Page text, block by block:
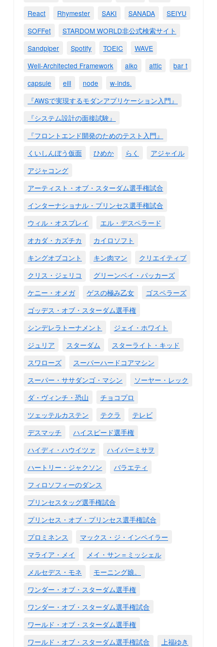
React
Rhymester SAKI SANADA
SEIYU
SOFFet
STARDOM WORLD非公式検索サイト
Sandpiper
Spotify TOEIC
WAVE
Well-Architected Framework
aiko attic
bar t
capsule
eill node
w-inds.
『AWSで実現するモダンアプリケーション入門』
『システム設計の面接試験』
『フロントエンド開発のためのテスト入門』
くいしんぼう仮面
ひめか らく
アジャイル
アジャコング
アーティスト・オブ・スターダム選手権試合
インターナショナル・プリンセス選手権試合
ウィル・オスプレイ
エル・デスペラード
オカダ・カズチカ
カイロソフト
キングオブコント
キン肉マン
クリエイティブ
クリス・ジェリコ
グリーンベイ・パッカーズ
ケニー・オメガ
ゲスの極み乙女
ゴスペラーズ
ゴッデス・オブ・スターダム選手権
シンデレラトーナメント
ジェイ・ホワイト
ジュリア
スターダム
スターライト・キッド
スワローズ
スーパーハードコアマシン
スーパー・ササダンゴ・マシン
ソーヤー・レック
ダ・ヴィンチ・恐山
チョコプロ
ツェッテルカステン
テクラ
テレビ
デスマッチ
ハイスピード選手権
ハイディ・ハウイツァ
ハイパーミサヲ
ハートリー・ジャクソン
バラエティ
フィロソフィーのダンス
プリンセスタッグ選手権試合
プリンセス・オブ・プリンセス選手権試合
プロミネンス
マックス・ジ・インペイラー
マライア・メイ
メイ・サン＝ミッシェル
メルセデス・モネ
モーニング娘。
ワンダー・オブ・スターダム選手権
ワンダー・オブ・スターダム選手権試合
ワールド・オブ・スターダム選手権
ワールド・オブ・スターダム選手権試合
上福ゆき